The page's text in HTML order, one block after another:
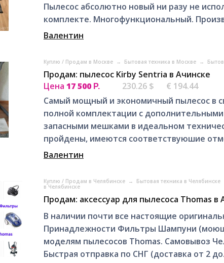
Пылесос абсолютно новый ни разу не
комплекте. Многофункциональный.
Валентин
Куплю / Продам в Москве → Бытовая техника в Москве →
Продам: пылесос Kirby Sentria в Ачинске
Цена 17 500 Р. 230.26 $
€ 194.44
Самый мощный и экономичный пылесос в
полной комплектации с
запасными мешками в идеальном
пройдены, имеются соответствуюшие
Валентин
Куплю / Продам в Челябинске → Бытовая техника в Челябинске
в Челябинске
Продам: аксессуар для пылесоса Thomas в
В наличии почти все настоящие
Принадлежности Фильтры Шампуни
моделям пылесосов Thomas. Самовывоз
Быстрая отправка по СНГ (доставка от 2